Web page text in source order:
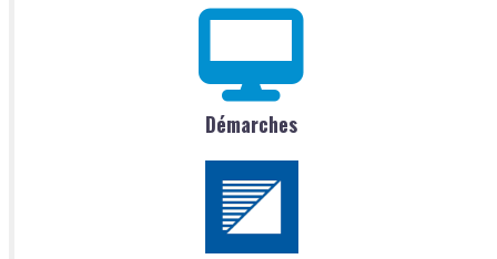
Démarches